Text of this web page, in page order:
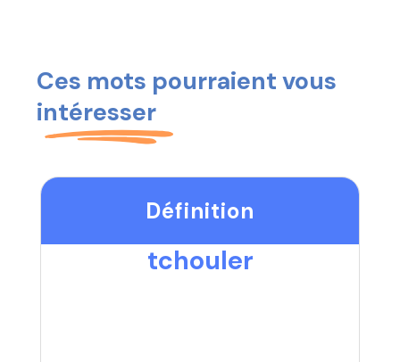
Ces mots pourraient vous
intéresser
Définition
tchouler